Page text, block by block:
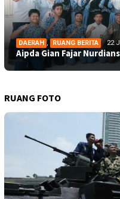
DAERAH , RUANG BERITA 22
Aipda Gian Fajar
RUANG FOTO